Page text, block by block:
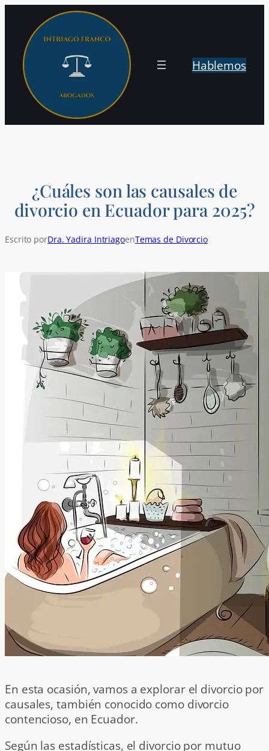
contenido
Hablemos
¿Cuáles son las causales de
divorcio en Ecuador para 2025?
Escrito porDra. Yadira IntriagoenTemas de Divorcio
En esta ocasión, vamos a explorar el divorcio por
causales, también conocido como divorcio
contencioso, en Ecuador.
Según las estadísticas, el divorcio por mutuo